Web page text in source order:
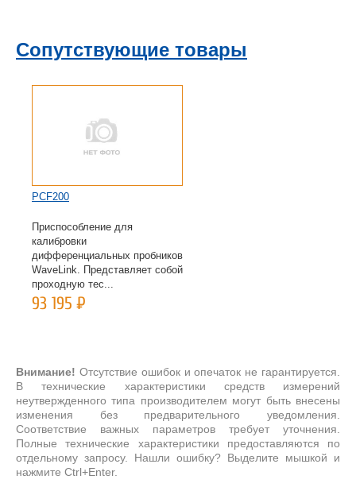
Сопутствующие товары
PCF200
Приспособление для
калибровки
дифференциальных пробников
WaveLink. Представляет собой
проходную тес...
93 195Р
Внимание! Отсутствие ошибок и опечаток не гарантируется.
В технические характеристики средств измерений
неутвержденного типа производителем могут быть внесены
изменения без предварительного уведомления.
Соответствие важных параметров требует уточнения.
Полные технические характеристики предоставляются по
отдельному запросу. Нашли ошибку? Выделите мышкой и
нажмите Ctrl+Enter.